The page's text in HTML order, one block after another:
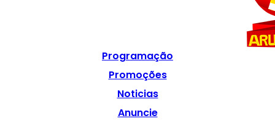
Programação
Promoções
Noticias
Anuncie